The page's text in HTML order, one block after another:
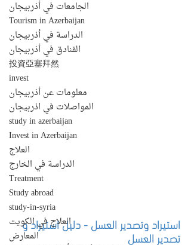
الجامعات في أذربيجان
Tourism in Azerbaijan
الدراسة في أذربيجان
الفنادق في أذربيجان
投資亞塞拜然
invest
معلومات عن أذربيجان
المواصلات في اذربيجان
study in azerbaijan
Invest in Azerbaijan
العلاج
الدراسة في الخارج
Treatment
Study abroad
study-in-syria
العلاج في الكويت
المعارض
استيراد وتصدير العسل - دليل استيراد و
تصدير العسل